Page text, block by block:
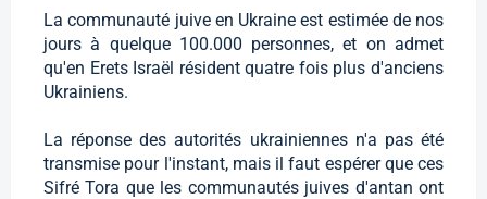
La communauté juive en Ukraine est estimée de nos
jours à quelque 100.000 personnes, et on admet
qu'en Erets Israël résident quatre fois plus d'anciens
Ukrainiens.
La réponse des autorités ukrainiennes n'a pas été
transmise pour l'instant, mais il faut espérer que ces
Sifré Tora que les communautés juives d'antan ont